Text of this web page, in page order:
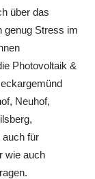
über das
genug Stress im
Photovoltaik &
Neuhof,
auch für
wie auch